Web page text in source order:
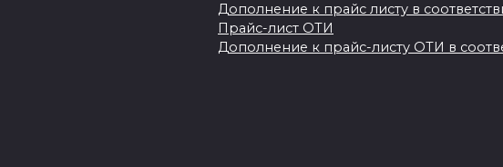
Дополнение к прайс листу в
Прайс-лист ОТИ
Дополнение к прайс-листу ОТИ в